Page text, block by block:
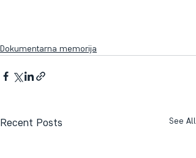
Dokumentarna memorija
Recent Posts See All